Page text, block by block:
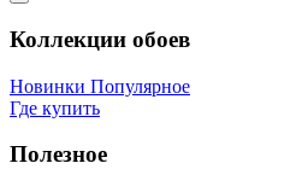
Коллекции обоев
Новинки Популярное
Где купить
Полезное